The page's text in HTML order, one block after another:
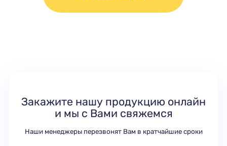
Закажите нашу продукцию онлайн
и мы с Вами свяжемся
Наши менеджеры перезвонят Вам в кратчайшие сроки